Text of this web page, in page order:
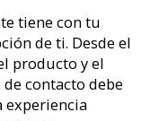
tiene con tu
de ti. Desde el
producto y el
contacto debe
experiencia